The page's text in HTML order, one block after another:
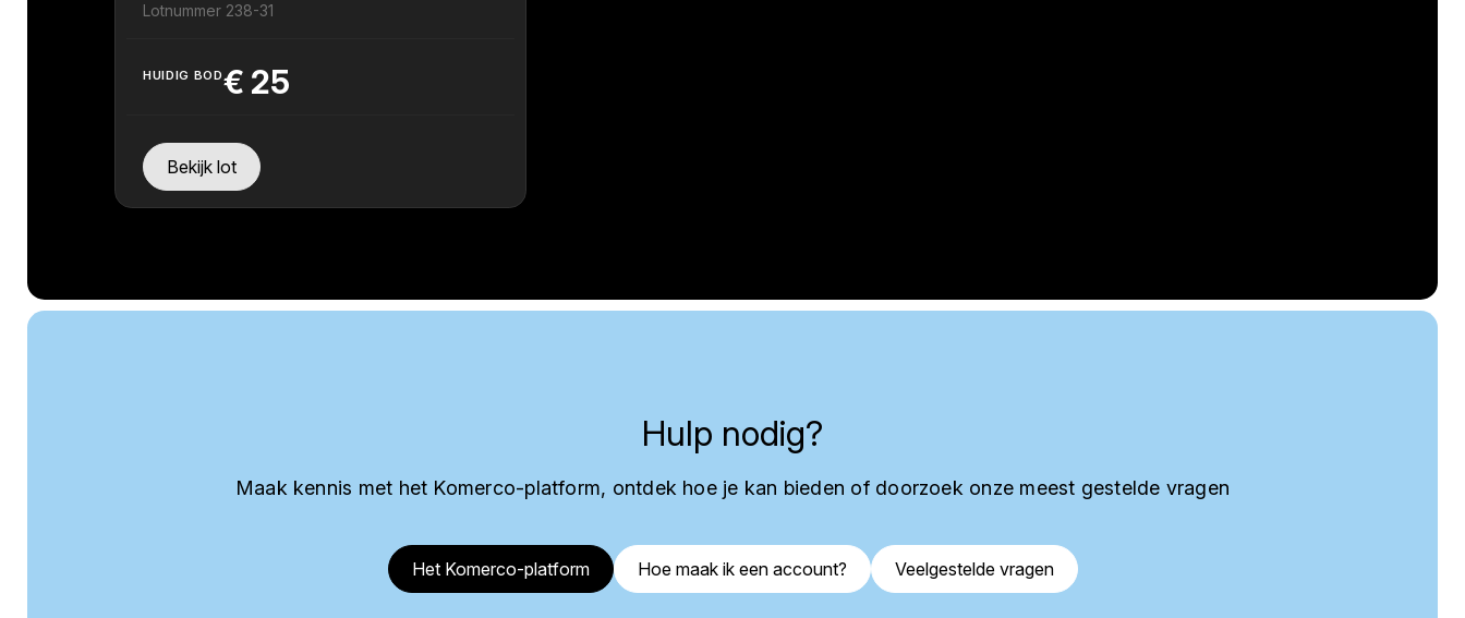
Lotnummer 238-31
HUIDIG BOD€ 25
Bekijk lot
Hulp nodig?
Maak kennis met het Komerco-platform, ontdek hoe je kan bieden of doorzoek onze meest gestelde vragen
Het Komerco-platform Hoe maak ik een account? Veelgestelde vragen